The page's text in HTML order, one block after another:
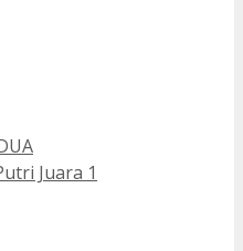
Juara 1